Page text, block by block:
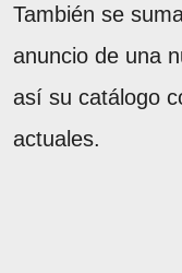
También se
anuncio de una
así su catálogo
actuales.